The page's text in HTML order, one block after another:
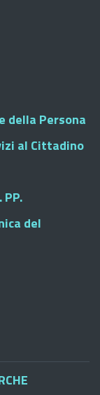
della Persona
al Cittadino
del